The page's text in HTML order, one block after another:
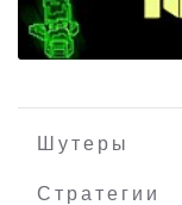
Шутеры
Стратегии